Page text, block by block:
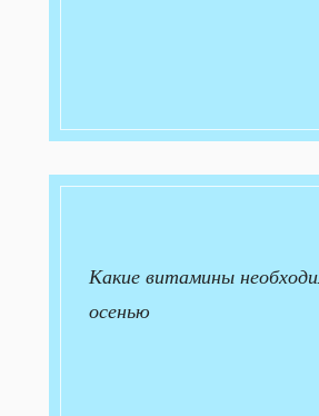
Какие витамины
осенью